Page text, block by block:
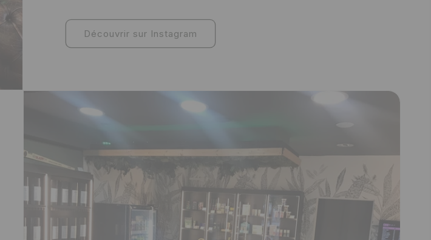
Découvrir sur Instagram